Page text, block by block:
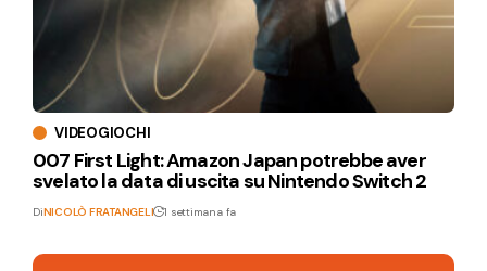
VIDEOGIOCHI
007 First Light: Amazon Japan potrebbe aver
svelato la data di uscita su Nintendo Switch 2
DiNICOLÒ FRATANGELI 1 settimana fa